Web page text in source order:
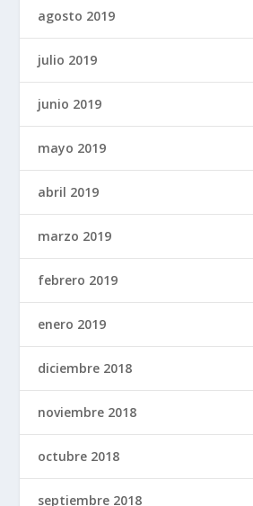
agosto 2019
julio 2019
junio 2019
mayo 2019
abril 2019
marzo 2019
febrero 2019
enero 2019
diciembre 2018
noviembre 2018
octubre 2018
septiembre 2018